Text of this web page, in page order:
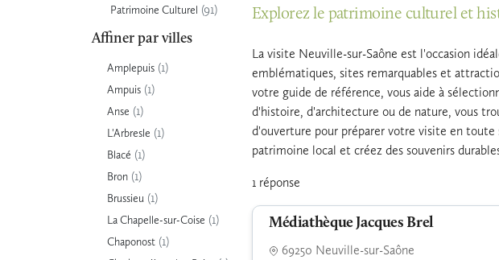
Patrimoine Culturel (91)
Affiner par villes
Amplepuis (1)
Ampuis (1)
Anse (1)
L'Arbresle (1)
Blacé (1)
Bron (1)
Brussieu (1)
La Chapelle-sur-Coise (1)
Chaponost (1)
Explorez le patrimoine culturel et
La visite Neuville-sur-Saône est l'occasion
emblématiques, sites remarquables et
votre guide de référence, vous aide à
d'histoire, d'architecture ou de nature, vous
d'ouverture pour préparer votre visite en
patrimoine local et créez des souvenirs
1 réponse
Médiathèque Jacques Brel
69250 Neuville-sur-Saône